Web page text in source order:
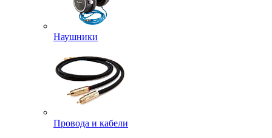
Наушники
Провода и кабели